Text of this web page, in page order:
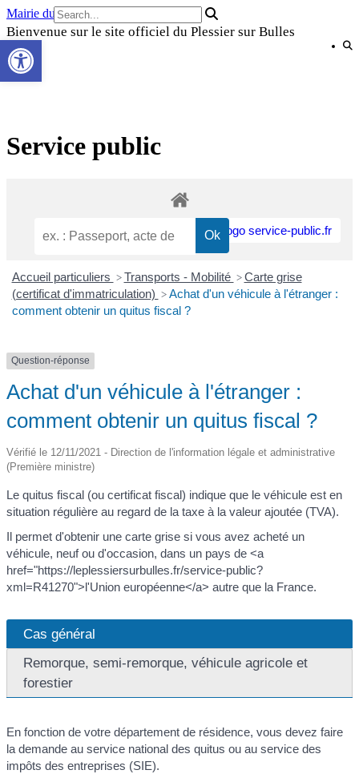
Skip
to
content
Mairie du Plessier sur Bulles
Bienvenue sur le site officiel du Plessier sur Bulles
Service public
Accueil particuliers > Transports - Mobilité > Carte grise
(certificat d'immatriculation) > Achat d'un véhicule à l'étranger :
comment obtenir un quitus fiscal ?
Question-réponse
Achat d'un véhicule à l'étranger :
comment obtenir un quitus fiscal ?
Vérifié le 12/11/2021 - Direction de l'information légale et administrative
(Première ministre)
Le quitus fiscal (ou certificat fiscal) indique que le véhicule est en
situation régulière au regard de la taxe à la valeur ajoutée (TVA).
Il permet d'obtenir une carte grise si vous avez acheté un
véhicule, neuf ou d'occasion, dans un pays de <a
href="https://leplessiersurbulles.fr/service-public?
xml=R41270">l'Union européenne</a> autre que la France.
Cas général
Remorque, semi-remorque, véhicule agricole et
forestier
En fonction de votre département de résidence, vous devez faire
la demande au service national des quitus ou au service des
impôts des entreprises (SIE).
Ouvrir la barre d’outils